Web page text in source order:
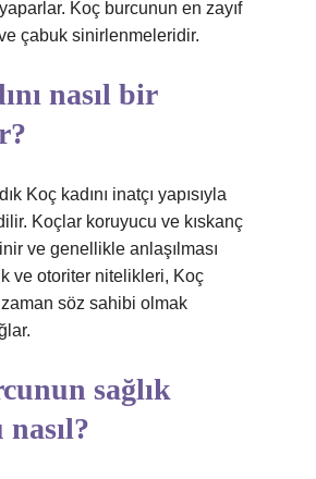
Koç burcunun en zayıf
çabuk sinirlenmeleridir.
nasıl bir
Koç kadını inatçı yapısıyla
Koçlar koruyucu ve kıskanç
ve genellikle anlaşılması
ve otoriter nitelikleri, Koç
zaman söz sahibi olmak
sağlık